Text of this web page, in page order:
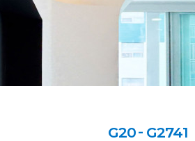
G20 - G2741